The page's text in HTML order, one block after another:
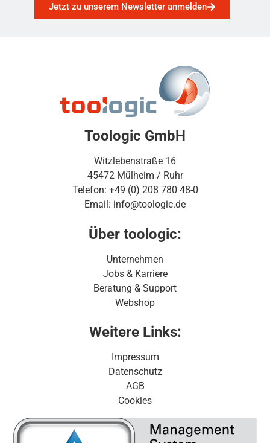
Jetzt zu unserem Newsletter anmelden
Toologic GmbH
Witzlebenstraße 16
45472 Mülheim / Ruhr
Telefon: +49 (0) 208 780 48-0
Email: info@toologic.de
Über toologic:
Unternehmen
Jobs & Karriere
Beratung & Support
Webshop
Weitere Links:
Impressum
Datenschutz
AGB
Cookies